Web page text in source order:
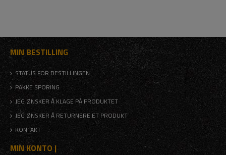
MIN BESTILLING
STATUS FOR BESTILLINGEN
PAKKE SPORING
JEG ØNSKER Å KLAGE PÅ PRODUKTET
JEG ØNSKER Å RETURNERE ET PRODUKT
KONTAKT
MIN KONTO |